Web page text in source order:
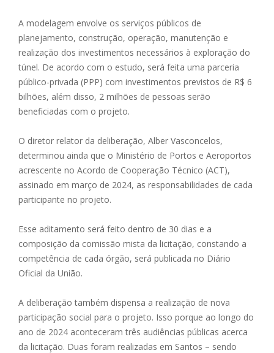
A modelagem envolve os serviços públicos de
planejamento, construção, operação, manutenção e
realização dos investimentos necessários à exploração do
túnel. De acordo com o estudo, será feita uma parceria
público-privada (PPP) com investimentos previstos de R$ 6
bilhões, além disso, 2 milhões de pessoas serão
beneficiadas com o projeto.
O diretor relator da deliberação, Alber Vasconcelos,
determinou ainda que o Ministério de Portos e Aeroportos
acrescente no Acordo de Cooperação Técnico (ACT),
assinado em março de 2024, as responsabilidades de cada
participante no projeto.
Esse aditamento será feito dentro de 30 dias e a
composição da comissão mista da licitação, constando a
competência de cada órgão, será publicada no Diário
Oficial da União.
A deliberação também dispensa a realização de nova
participação social para o projeto. Isso porque ao longo do
ano de 2024 aconteceram três audiências públicas acerca
da licitação. Duas foram realizadas em Santos – sendo